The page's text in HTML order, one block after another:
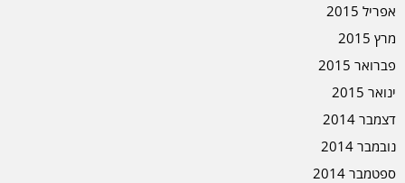
אפריל 2015
מרץ 2015
פברואר 2015
ינואר 2015
דצמבר 2014
נובמבר 2014
ספטמבר 2014